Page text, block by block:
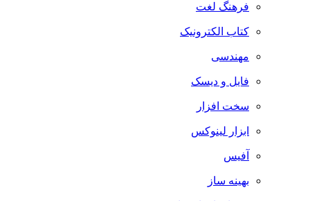
فرهنگ لغت
کتاب الکترونیک
مهندسی
فایل و دیسک
سخت افزار
ابزار لینوکس
آفیس
بهینه ساز